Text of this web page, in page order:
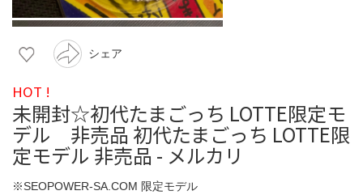
シェア
HOT !
未開封☆初代たまごっち LOTTE限定モ
デル 非売品 初代たまごっち LOTTE限
定モデル 非売品 - メルカリ
※SEOPOWER-SA.COM 限定モデル